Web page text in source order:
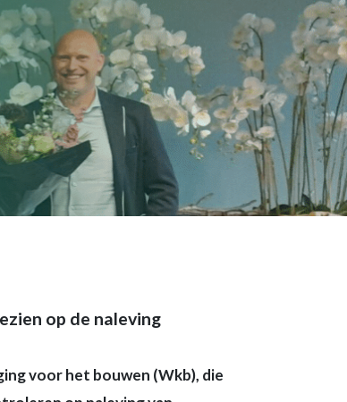
op de naleving
voor het bouwen (Wkb), die